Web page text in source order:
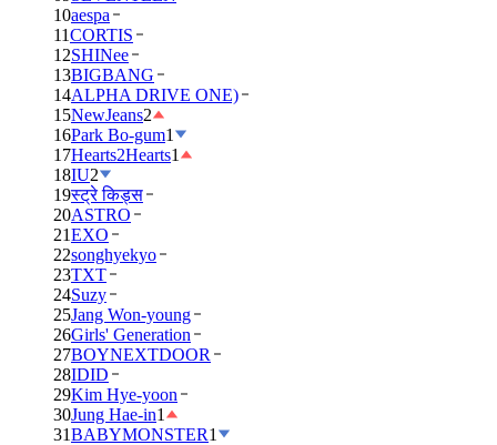
10aespa
11CORTIS
12SHINee
13BIGBANG
14ALPHA DRIVE ONE)
15NewJeans2
16Park Bo-gum1
17Hearts2Hearts1
18IU2
19स्ट्रे किड्स
20ASTRO
21EXO
22songhyekyo
23TXT
24Suzy
25Jang Won-young
26Girls' Generation
27BOYNEXTDOOR
28IDID
29Kim Hye-yoon
30Jung Hae-in1
31BABYMONSTER1